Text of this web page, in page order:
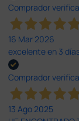
Comprador
16 Mar 2026
excelente en 3
Comprador
13 Ago 2025